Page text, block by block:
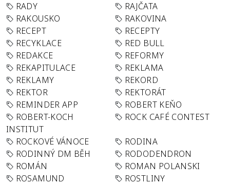
RADY
RAJČATA
RAKOUSKO
RAKOVINA
RECEPT
RECEPTY
RECYKLACE
RED BULL
REDAKCE
REFORMY
REKAPITULACE
REKLAMA
REKLAMY
REKORD
REKTOR
REKTORÁT
REMINDER APP
ROBERT KEŇO
ROBERT-KOCH
INSTITUT
ROCK CAFÉ CONTEST
ROCKOVÉ VÁNOCE
RODINA
RODINNÝ DM BĚH
RODODENDRON
ROMÁN
ROMAN POLANSKI
ROSAMUND
ROSTLINY